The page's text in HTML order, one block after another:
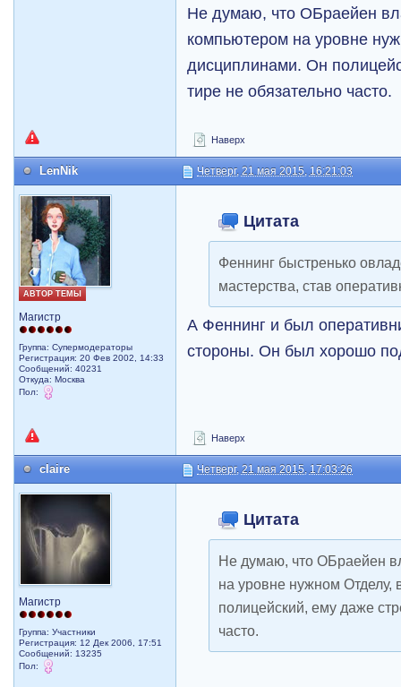
Не думаю, что ОБраейен
компьютером на уровне
дисциплинами. Он
тире не обязательно часто.
Наверх
LenNik Четверг, 21 мая 2015, 16:21:03
АВТОР ТЕМЫ
Магистр
Группа: Супермодераторы
Регистрация: 20 Фев 2002, 14:33
Сообщений: 40231
Откуда: Москва
Пол:
Цитата
Феннинг быстренько
мастерства, став
А Феннинг и был
стороны. Он был хорошо
Наверх
claire Четверг, 21 мая 2015, 17:03:26
Магистр
Группа: Участники
Регистрация: 12 Дек 2006, 17:51
Сообщений: 13235
Пол:
Цитата
Не думаю, что ОБраейен
на уровне нужном
полицейский, ему даже
часто.